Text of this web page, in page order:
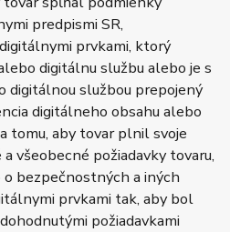
predpismi SR,
prvkami, ktorý
digitálnu službu alebo je s
digitálnou službou prepojený
digitálneho obsahu alebo
tomu, aby tovar plnil svoje
všeobecné požiadavky tovaru,
bezpečnostných a iných
prvkami tak, aby bol
požiadavkami